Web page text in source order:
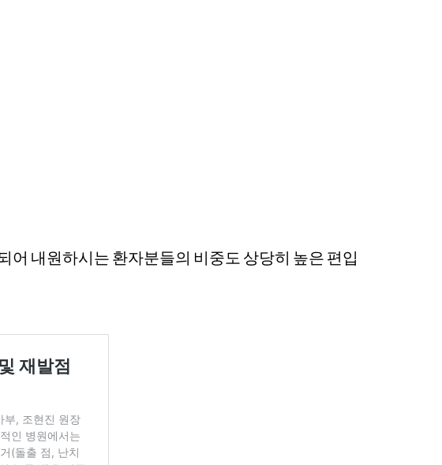
어 내원하시는 환자분들의 비중도 상당히 높은 편입